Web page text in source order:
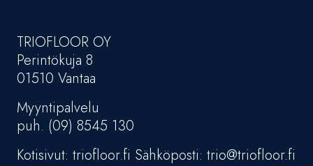
TRIOFLOOR OY
Perintökuja 8
01510 Vantaa
Myyntipalvelu
puh. (09) 8545 130
Kotisivut: triofloor.fi Sähköposti: trio@triofloor.fi